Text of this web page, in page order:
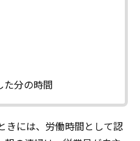
た分の時間
きには、労働時間として認